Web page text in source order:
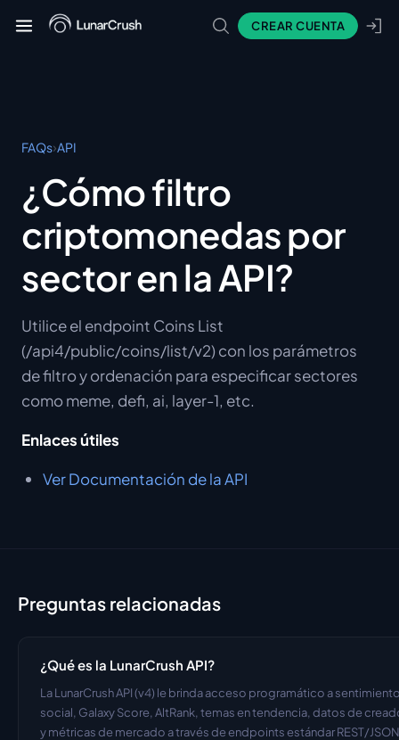
CREAR CUENTA
FAQs›API
¿Cómo filtro
criptomonedas por
sector en la API?
Utilice el endpoint Coins List
(/api4/public/coins/list/v2) con los parámetros
de filtro y ordenación para especificar sectores
como meme, defi, ai, layer-1, etc.
Enlaces útiles
Ver Documentación de la API
Preguntas relacionadas
¿Qué es la LunarCrush API?
La LunarCrush API (v4) le brinda acceso programático a
social, Galaxy Score, AltRank, temas en tendencia, datos de
y métricas de mercado a través de endpoints estándar REST/